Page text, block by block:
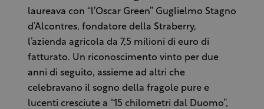
laureava con “l’Oscar Green” Guglielmo Stagno
d’Alcontres, fondatore della Straberry,
l’azienda agricola da 7,5 milioni di euro di
fatturato. Un riconoscimento vinto per due
anni di seguito, assieme ad altri che
celebravano il sogno della fragole pure e
lucenti cresciute a “15 chilometri dal Duomo”,